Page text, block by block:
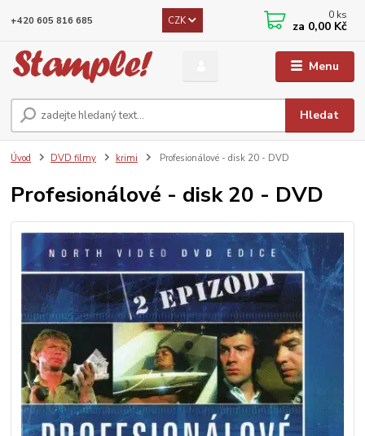
Menu
CZK
Hledat
+420 605 816 685 0 ks
za 0,00 Kč
Úvod DVD filmy krimi Profesionálové - disk 20 - DVD
Profesionálové - disk 20 - DVD